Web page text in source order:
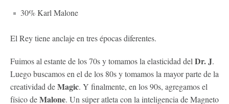
30% Karl Malone
El Rey tiene anclaje en tres épocas diferentes.
Fuimos al estante de los 70s y tomamos la elasticidad del Dr. J.
Luego buscamos en el de los 80s y tomamos la mayor parte de la
creatividad deMagic. Y finalmente, en los 90s, agregamos el
físico deMalone. Un súper atleta con la inteligencia de Magneto